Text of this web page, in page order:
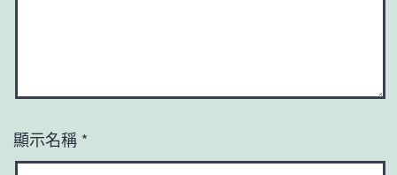
顯示名稱 *